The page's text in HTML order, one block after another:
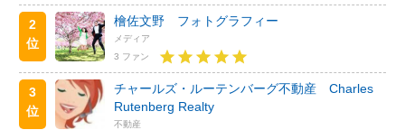
2
位
檜佐文野 フォトグラフィー
メディア
3 ファン
3
位
チャールズ・ルーテンバーグ不動産 Charles
Rutenberg Realty
不動産